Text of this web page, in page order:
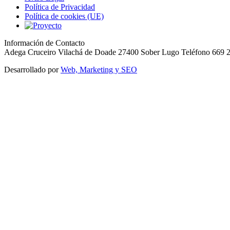
Política de Privacidad
Política de cookies (UE)
Información de Contacto
Adega Cruceiro Vilachá de Doade 27400 Sober Lugo Teléfono 669
Desarrollado porWeb, Marketing y SEO